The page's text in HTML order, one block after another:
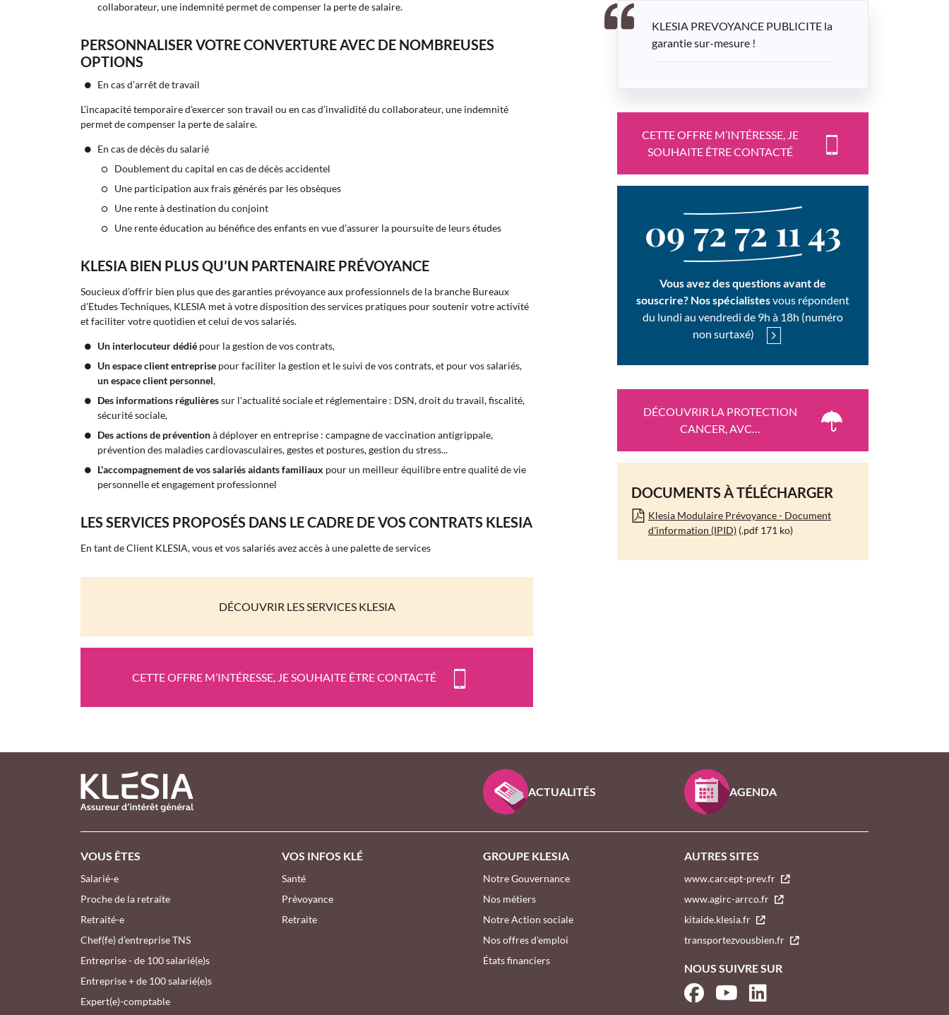
collaborateur, une indemnité permet de compenser la perte de salaire.
PERSONNALISER VOTRE CONVERTURE AVEC DE NOMBREUSES
OPTIONS
En cas d’arrêt de travail
L’incapacité temporaire d’exercer son travail ou en cas d’invalidité du collaborateur, une indemnité
permet de compenser la perte de salaire.
En cas de décès du salarié
Doublement du capital en cas de décès accidentel
Une participation aux frais générés par les obsèques
Une rente à destination du conjoint
Une rente éducation au bénéfice des enfants en vue d’assurer la poursuite de leurs études
KLESIA BIEN PLUS QU’UN PARTENAIRE PRÉVOYANCE
Soucieux d’offrir bien plus que des garanties prévoyance aux professionnels de la branche Bureaux
d'Etudes Techniques, KLESIA met à votre disposition des services pratiques pour soutenir votre activité
et faciliter votre quotidien et celui de vos salariés.
Un interlocuteur dédié pour la gestion de vos contrats,
Un espace client entreprise pour faciliter la gestion et le suivi de vos contrats, et pour vos salariés,
un espace client personnel,
Des informations régulièressur l'actualité sociale et réglementaire : DSN, droit du travail, fiscalité,
sécurité sociale,
Des actions de préventionà déployer en entreprise : campagne de vaccination antigrippale,
prévention des maladies cardiovasculaires, gestes et postures, gestion du stress...
L'accompagnement de vos salariés aidants familiaux pour un meilleur équilibre entre qualité de vie
personnelle et engagement professionnel
LES SERVICES PROPOSÉS DANS LE CADRE DE VOS CONTRATS KLESIA
En tant de Client KLESIA, vous et vos salariés avez accès à une palette de services
DÉCOUVRIR LES SERVICES KLESIA
CETTE OFFRE M’INTÉRESSE, JE SOUHAITE ÊTRE CONTACTÉ
KLESIA PREVOYANCE PUBLICITE la
garantie sur-mesure !
CETTE OFFRE M’INTÉRESSE, JE
SOUHAITE ÊTRE CONTACTÉ
09 72 72 11 43
Vous avez des questions avant de
souscrire? Nos spécialistesvous répondent
du lundi au vendredi de 9h à 18h (numéro
non surtaxé)
DÉCOUVRIR LA PROTECTION
CANCER, AVC…
DOCUMENTS À TÉLÉCHARGER
Klesia Modulaire Prévoyance - Document
d'information (IPID) (.pdf 171 ko)
PIED DE PAGE KLESIA - ASSUREUR D’INTÉRÊT GÉNÉRAL
ACTUALITÉS AGENDA
VOUS ÊTES
Salarié-e
Proche de la retraite
Retraité-e
Chef(fe) d’entreprise TNS
Entreprise - de 100 salarié(e)s
Entreprise + de 100 salarié(e)s
Expert(e)-comptable
VOS INFOS KLÉ
Santé
Prévoyance
Retraite
GROUPE KLESIA
Notre Gouvernance
Nos métiers
Notre Action sociale
Nos offres d'emploi
États financiers
AUTRES SITES
www.carcept-prev.fr
www.agirc-arrco.fr
kitaide.klesia.fr
transportezvousbien.fr
NOUS SUIVRE SUR
Facebook YouTube